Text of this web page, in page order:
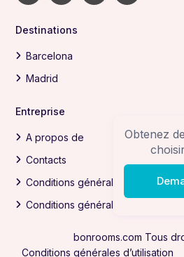
Destinations
Barcelona
Madrid
Entreprise
A propos de
Contacts
Conditions générales d’utilisation
Conditions générales du GDPR
bonrooms.com Tous
Conditions générales d’utilisation
Obtenez